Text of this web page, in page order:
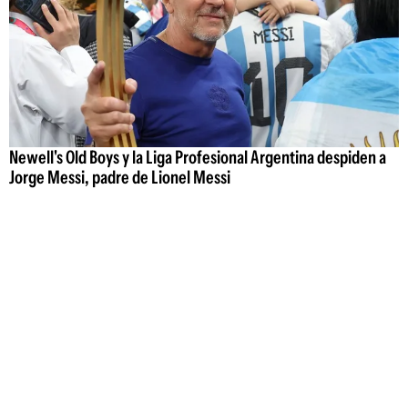
Newell's Old Boys y la Liga Profesional Argentina despiden a
Jorge Messi, padre de Lionel Messi